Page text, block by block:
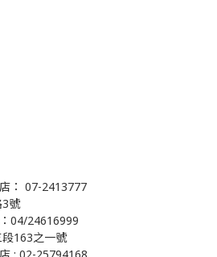
： 07-2413777
號
04/24616999
163之一號
: 02-25794168